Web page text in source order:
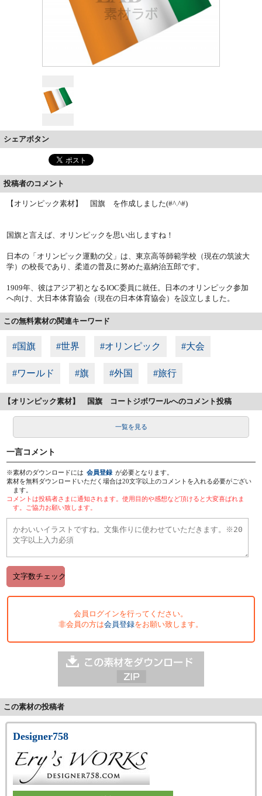
シェアボタン
投稿者のコメント
【オリンピック素材】 国旗 を作成しました(#^.^#)
国旗と言えば、オリンピックを思い出しますね！
日本の「オリンピック運動の父」は、東京高等師範学校（現在の筑波大
学）の校長であり、柔道の普及に努めた嘉納治五郎です。
1909年、彼はアジア初となるIOC委員に就任。日本のオリンピック参加
へ向け、大日本体育協会（現在の日本体育協会）を設立しました。
この無料素材の関連キーワード
#国旗 #世界 #オリンピック #大会
#ワールド #旗 #外国 #旅行
【オリンピック素材】 国旗 コートジボワールへのコメント投稿
一覧を見る
一言コメント
※素材のダウンロードには 会員登録 が必要となります。
素材を無料ダウンロードいただく場合は20文字以上のコメントを入れる必要がござい
ます。
コメントは投稿者さまに通知されます。使用目的や感想など頂けると大変喜ばれま
す。ご協力お願い致します。
会員ログインを行ってください。
非会員の方は会員登録をお願い致します。
この素材の投稿者
Designer758